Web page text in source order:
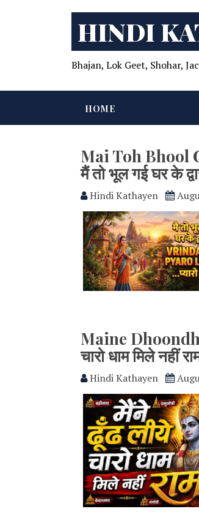
HINDI
Bhajan, Lok Geet, Shohar,
HOME
Mai Toh Bhool
मैं तो भूल गई घर के
Hindi Kathayen
Maine
चारो धाम मिले नहीं
Hindi Kathayen